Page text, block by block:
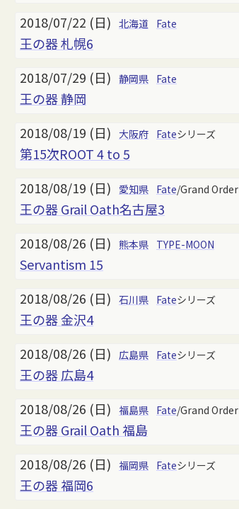
2018/07/22 (日) 北海道 Fate
王の器 札幌6
2018/07/29 (日) 静岡県 Fate
王の器 静岡
2018/08/19 (日) 大阪府 Fateシリーズ
第15次ROOT 4 to 5
2018/08/19 (日)
愛知県 Fate/Grand Order
王の器 Grail Oath名古屋3
2018/08/26 (日) 熊本県 TYPE-MOON
Servantism 15
2018/08/26 (日) 石川県 Fateシリーズ
王の器 金沢4
2018/08/26 (日) 広島県 Fateシリーズ
王の器 広島4
2018/08/26 (日) 福島県 Fate/Grand Order
王の器 Grail Oath 福島
2018/08/26 (日) 福岡県 Fateシリーズ
王の器 福岡6